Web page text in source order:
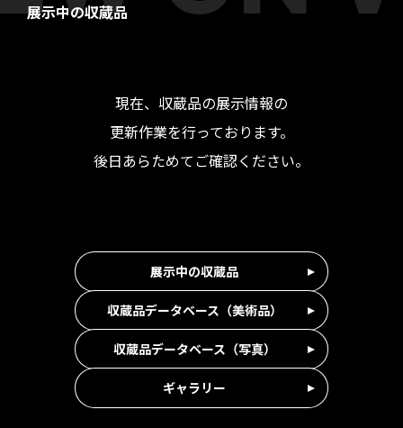
展示中の収蔵品
現在、収蔵品の展示情報の
更新作業を行っております。
後日あらためてご確認ください。
展示中の収蔵品
収蔵品データベース（美術品）
収蔵品データベース（写真）
ギャラリー